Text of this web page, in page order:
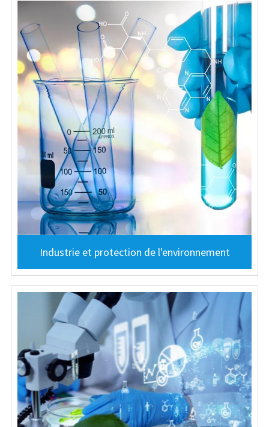
Industrie et protection de l'environnement